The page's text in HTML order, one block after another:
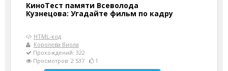
КиноТест памяти Всеволода
Кузнецова: Угадайте фильм по кадру
HTML-код
Королева Виола
Прохождений: 322
Просмотров: 2 537
1